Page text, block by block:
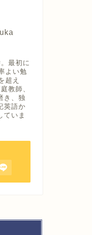
最初に
よい勉
超え
教師、
き、独
英語か
ていま